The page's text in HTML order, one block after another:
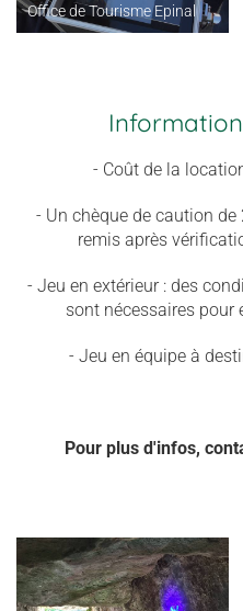
Office de Tourisme Epinal
- Coût de la
- Un chèque de caution
remis après
- Jeu en extérieur : des
sont nécessaires pour
- Jeu en équipe à
Pour plus d'infos,